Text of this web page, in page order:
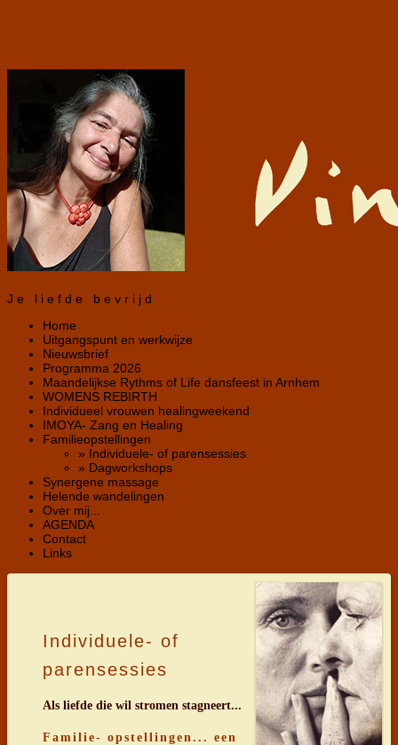
Je liefde bevrijd
Home
Uitgangspunt en werkwijze
Nieuwsbrief
Programma 2026
Maandelijkse Rythms of Life dansfeest in Arnhem
WOMENS REBIRTH
Individueel vrouwen healingweekend
IMOYA- Zang en Healing
Familieopstellingen
» Individuele- of parensessies
» Dagworkshops
Synergene massage
Helende wandelingen
Over mij...
AGENDA
Contact
Links
Individuele- of
parensessies
Als liefde die wil stromen stagneert...
Familie- opstellingen... een